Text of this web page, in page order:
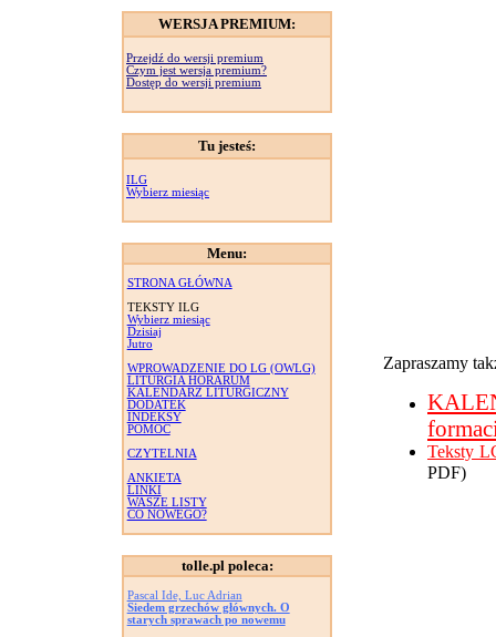
WERSJA PREMIUM:
Przejdź do wersji premium
Czym jest wersja premium?
Dostęp do wersji premium
Tu jesteś:
ILG
Wybierz miesiąc
Menu:
STRONA GŁÓWNA
TEKSTY ILG
Wybierz miesiąc
Dzisiaj
Jutro
WPROWADZENIE DO LG (OWLG)
LITURGIA HORARUM
KALENDARZ LITURGICZNY
DODATEK
INDEKSY
POMOC
CZYTELNIA
ANKIETA
LINKI
WASZE LISTY
CO NOWEGO?
tolle.pl poleca:
Pascal Ide, Luc Adrian
Siedem grzechów głównych. O
starych sprawach po nowemu
Zapraszamy
Teksty
PDF)